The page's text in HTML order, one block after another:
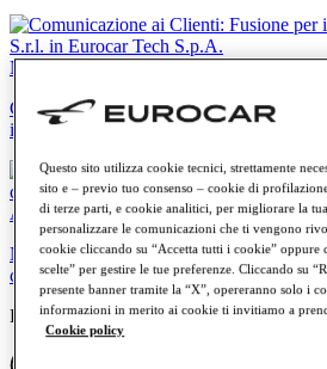
News
Comunicazione ai Clienti: Fusione per
in Eurocar Tech S.p.A.
Audi
Nuova Audi Q9: il vertice della gamma
conquistare la strada
Brand
Questo sito utilizza cookie tecnici, strettamente
sito e – previo tuo consenso – cookie di
di terze parti, e cookie analitici, per migliorare la
personalizzare le comunicazioni che ti vengono
cookie cliccando su “Accetta tutti i cookie” oppure
scelte” per gestire le tue preferenze. Cliccando su
presente banner tramite la “X”, opereranno solo i
informazioni in merito ai cookie ti invitiamo a
Cookie policy